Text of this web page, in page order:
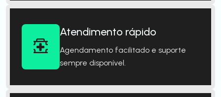
Atendimento rápido
Agendamento facilitado e suporte
sempre disponível.